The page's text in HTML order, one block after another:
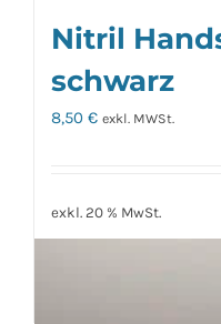
Nitril
schwarz
8,50 € exkl. MWSt.
exkl. 20 % MwSt.